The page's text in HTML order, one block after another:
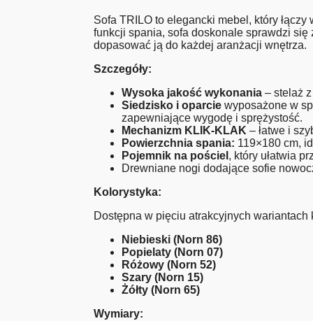
Sofa TRILO to elegancki mebel, który
funkcji spania, sofa doskonale sprawdzi
dopasować ją do każdej aranżacji wnętrza.
Szczegóły:
Wysoka jakość wykonania – stelaż
Siedzisko i oparcie wyposażone w
zapewniające wygodę i sprężystość.
Mechanizm KLIK-KLAK – łatwe i
Powierzchnia spania: 119×180 cm,
Pojemnik na pościel , który ułatwia
Drewniane nogi dodające sofie
Kolorystyka:
Dostępna w pięciu atrakcyjnych wariantach
Niebieski (Norn 86)
Popielaty (Norn 07)
Różowy (Norn 52)
Szary (Norn 15)
Żółty (Norn 65)
Wymiary: